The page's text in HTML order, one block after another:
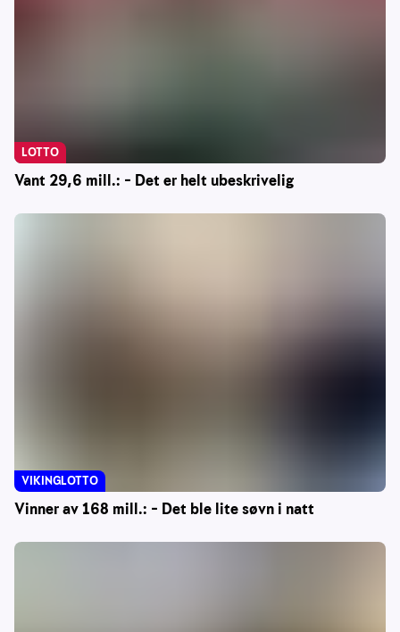
Vant 29,6 mill.: – Det er helt ubeskrivelig
LOTTO
Vinner av 168 mill.: – Det ble lite søvn i natt
VIKINGLOTTO